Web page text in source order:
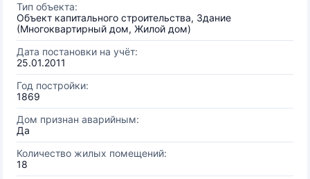
Тип объекта:
Объект капитального строительства, Здание
(Многоквартирный дом, Жилой дом)
Дата постановки на учёт:
25.01.2011
Год постройки:
1869
Дом признан аварийным:
Да
Количество жилых помещений:
18